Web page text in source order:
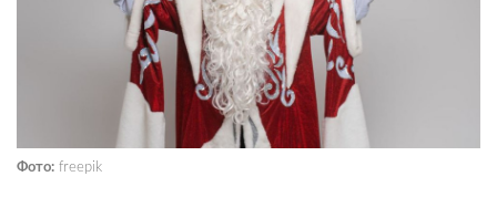
Фото: freepik